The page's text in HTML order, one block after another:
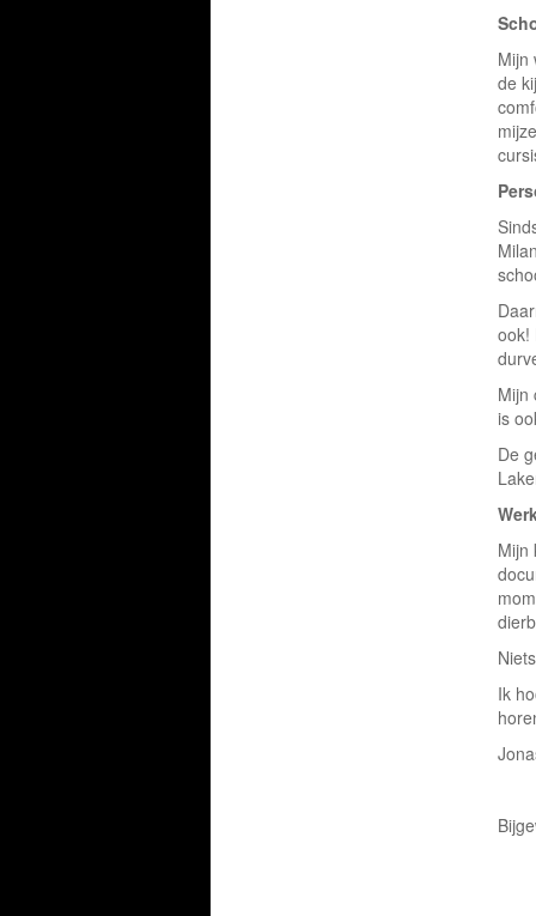
Mijn
de
ook!
Mijn
is
De
Mijn
Ik